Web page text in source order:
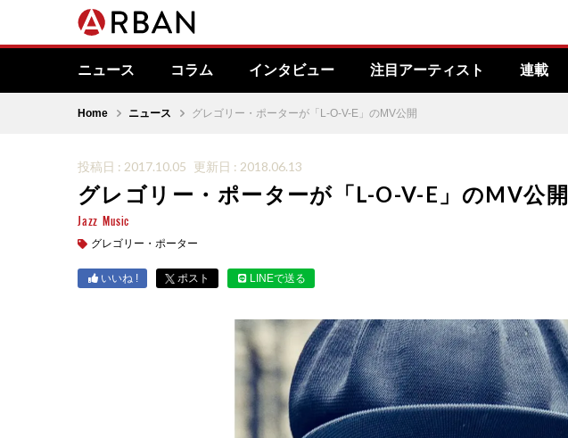
ニュース コラム インタビュー 注目アーティスト 連載
Home ニュース グレゴリー・ポーターが「L-O-V-E」のMV公開
投稿日 : 2017.10.05 更新日 : 2018.06.13
グレゴリー・ポーターが「L-O-V-E」のMV公開
Jazz Music
グレゴリー・ポーター
いいね ! ポスト LINEで送る